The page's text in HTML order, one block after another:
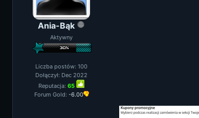
Ania-Bąk
Aktywny
Liczba postów: 100
Dołączył: Dec 2022
Reputacja: 65
Forum Gold: -6.00